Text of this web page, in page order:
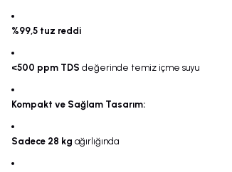
%99,5 tuz reddi
<500 ppm TDS değerinde temiz içme suyu
Kompakt ve Sağlam Tasarım:
Sadece 28 kg ağırlığında